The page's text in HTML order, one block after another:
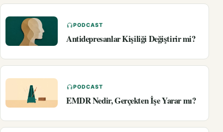
PODCAST
Antidepresanlar Kişiliği Değiştirir mi?
PODCAST
EMDR Nedir, Gerçekten İşe Yarar mı?